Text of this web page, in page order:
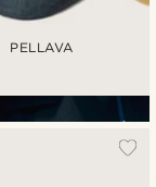
PELLAVA